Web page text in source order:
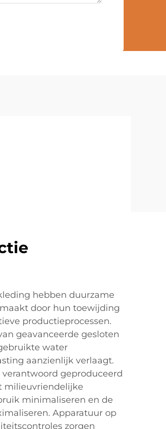
hebben duurzame
door hun toewijding
productieprocessen.
geavanceerde gesloten
water
aanzienlijk verlaagt.
geproduceerd
milieuvriendelijke
minimaliseren en de
Apparatuur op
zorgen